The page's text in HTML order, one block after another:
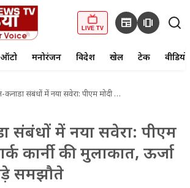
LIVE TV newspaper amp_stories
ऑटो मनोरंजन विदेश खेल टेक वीडियो
संबंधों में नया सवेरा: पीएम मोदी और मार्क कार्नी की मुलाकात, ऊर्जा क्षेत्र में हुए बड़े समझौते
संबंधों में नया सवेरा: पीएम
कार्नी की मुलाकात, ऊर्जा
समझौते